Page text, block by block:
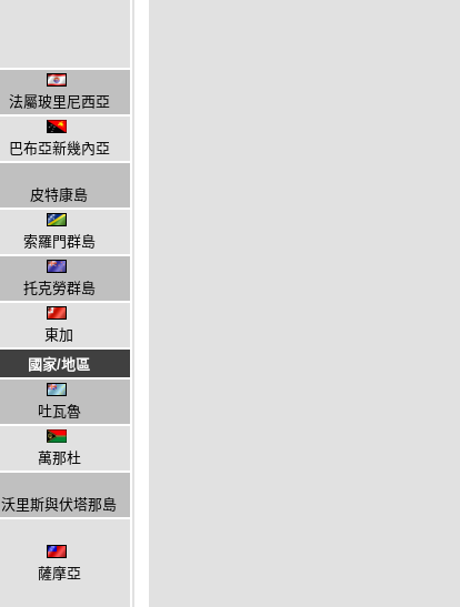
法屬玻里尼西亞
巴布亞新幾內亞
皮特康島
索羅門群島
托克勞群島
東加
國家/地區
吐瓦魯
萬那杜
沃里斯與伏塔那島
薩摩亞